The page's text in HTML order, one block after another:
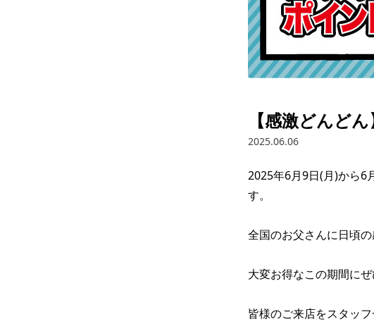
【感激どんど
2025.06.06
2025年6月9日(月)から6
す。
全国のお父さんに日頃
大変お得なこの期間に
皆様のご来店をスタッ